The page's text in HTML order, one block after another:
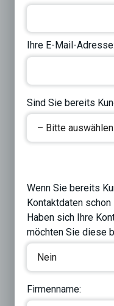
Ihre E-Mail-
Sind Sie bereits
Wenn Sie bereits
Kontaktdaten
Haben sich Ihre
möchten Sie diese
Firmenname: